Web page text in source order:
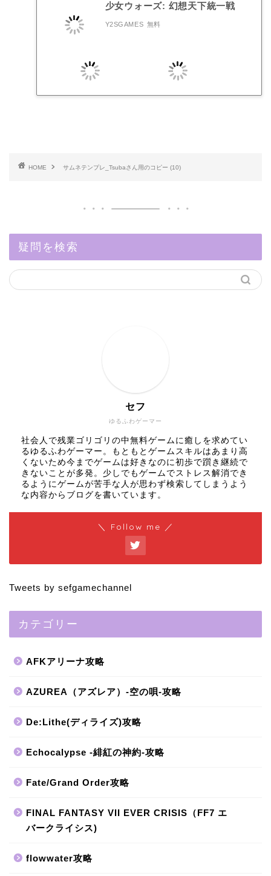
少女ウォーズ: 幻想天下統一戦
Y2SGAMES 無料
HOME サムネテンプレ_Tsubaさん用のコピー (10)
疑問を検索
ゆるふわゲーマー
セフ
社会人で残業ゴリゴリの中無料ゲームに癒しを求めてい
るゆるふわゲーマー。もともとゲームスキルはあまり高
くないため今までゲームは好きなのに初歩で躓き継続で
きないことが多発。少しでもゲームでストレス解消でき
るようにゲームが苦手な人が思わず検索してしまうよう
な内容からブログを書いています。
＼ Follow me ／
Tweets by sefgamechannel
カテゴリー
AFKアリーナ攻略
AZUREA（アズレア）-空の唄-攻略
De:Lithe(ディライズ)攻略
Echocalypse -緋紅の神約-攻略
Fate/Grand Order攻略
FINAL FANTASY VII EVER CRISIS（FF7 エ
バークライシス)
flowwater攻略